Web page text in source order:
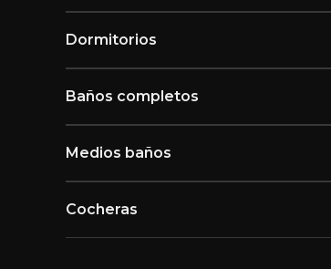
Dormitorios
Baños completos
Medios baños
Cocheras